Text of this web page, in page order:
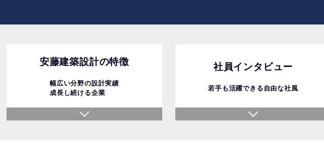
安藤建築設計の特徴
幅広い分野の設計実績
成長し続ける企業
社員インタビュー
若手も活躍できる自由な社風